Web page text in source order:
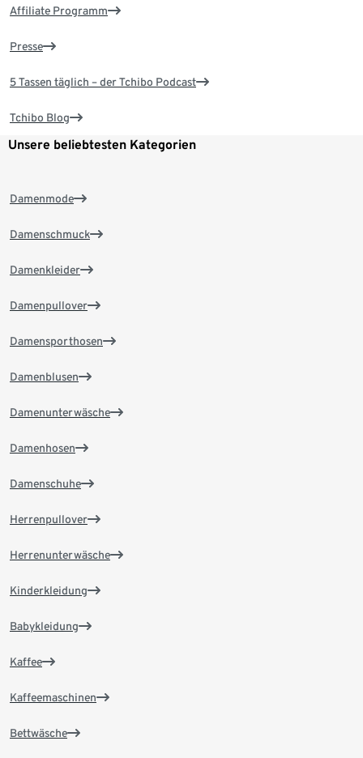
Affiliate Programm
Presse
5 Tassen täglich – der Tchibo Podcast
Tchibo Blog
Unsere beliebtesten Kategorien
Damenmode
Damenschmuck
Damenkleider
Damenpullover
Damensporthosen
Damenblusen
Damenunterwäsche
Damenhosen
Damenschuhe
Herrenpullover
Herrenunterwäsche
Kinderkleidung
Babykleidung
Kaffee
Kaffeemaschinen
Bettwäsche